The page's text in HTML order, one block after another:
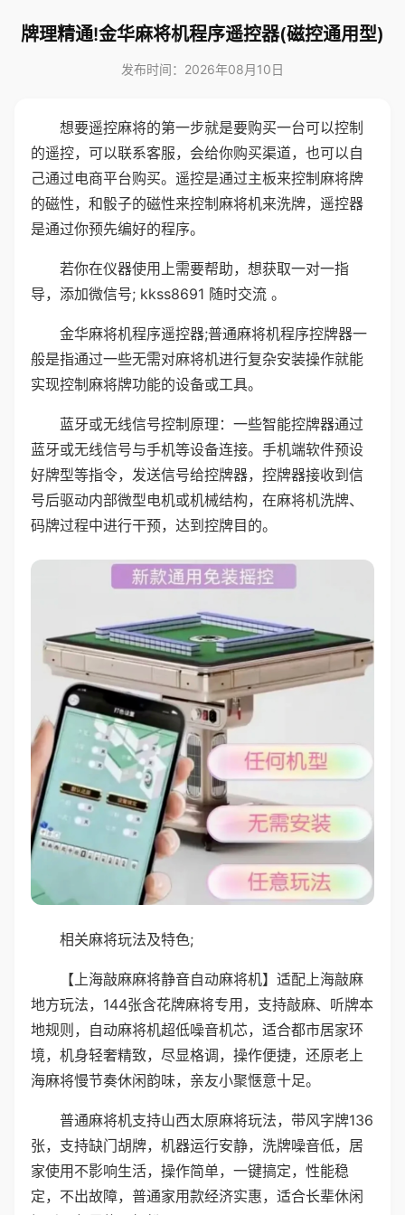
牌理精通!金华麻将机程序遥控器(磁控通用型)
发布时间：2026年08月10日
想要遥控麻将的第一步就是要购买一台可以控制
的遥控，可以联系客服，会给你购买渠道，也可以自
己通过电商平台购买。遥控是通过主板来控制麻将牌
的磁性，和骰子的磁性来控制麻将机来洗牌，遥控器
是通过你预先编好的程序。
若你在仪器使用上需要帮助，想获取一对一指
导，添加微信号; kkss8691 随时交流 。
金华麻将机程序遥控器;普通麻将机程序控牌器一
般是指通过一些无需对麻将机进行复杂安装操作就能
实现控制麻将牌功能的设备或工具。
蓝牙或无线信号控制原理：一些智能控牌器通过
蓝牙或无线信号与手机等设备连接。手机端软件预设
好牌型等指令，发送信号给控牌器，控牌器接收到信
号后驱动内部微型电机或机械结构，在麻将机洗牌、
码牌过程中进行干预，达到控牌目的。
相关麻将玩法及特色;
【上海敲麻麻将静音自动麻将机】适配上海敲麻
地方玩法，144张含花牌麻将专用，支持敲麻、听牌本
地规则，自动麻将机超低噪音机芯，适合都市居家环
境，机身轻奢精致，尽显格调，操作便捷，还原老上
海麻将慢节奏休闲韵味，亲友小聚惬意十足。
普通麻将机支持山西太原麻将玩法，带风字牌136
张，支持缺门胡牌，机器运行安静，洗牌噪音低，居
家使用不影响生活，操作简单，一键搞定，性能稳
定，不出故障，普通家用款经济实惠，适合长辈休闲